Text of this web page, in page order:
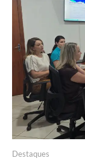
Destaques